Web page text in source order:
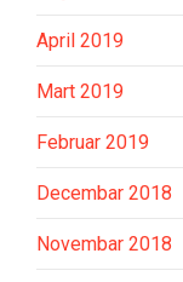
April 2019
Mart 2019
Februar 2019
Decembar 2018
Novembar 2018